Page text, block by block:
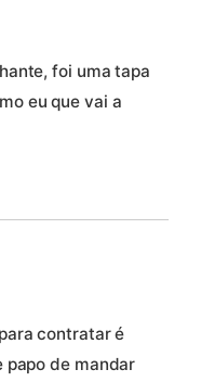
foi uma tapa
eu que vai a
contratar é
papo de mandar